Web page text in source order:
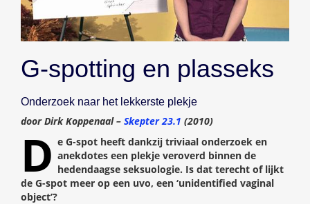
G-spotting en plasseks
Onderzoek naar het lekkerste plekje
door Dirk Koppenaal – Skepter 23.1 (2010)
D e G-spot heeft dankzij triviaal onderzoek en
anekdotes een plekje veroverd binnen de
hedendaagse seksuologie. Is dat terecht of lijkt
de G-spot meer op een uvo, een ‘unidentified vaginal
object’?